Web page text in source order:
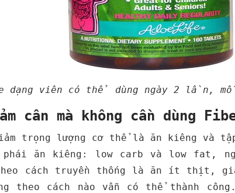
dạng viên có thể dùng ngày 2 lần,
cân mà không cần dùng
trọng lượng cơ thể là ăn kiêng và
phái ăn kiêng: low carb và low fat,
cách truyền thống là ăn ít thịt,
cách nào vẫn có thể thành